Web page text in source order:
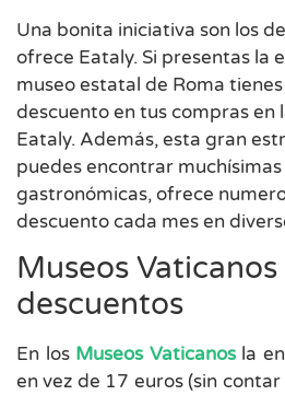
Una bonita iniciativa son los
ofrece Eataly. Si presentas la
museo estatal de Roma
descuento en tus compras en
Eataly. Además, esta gran
puedes encontrar
gastronómicas, ofrece
descuento cada mes en
Museos Vaticanos
descuentos
En los Museos Vaticanosla
en vez de 17 euros (sin